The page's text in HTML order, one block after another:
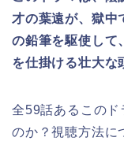
才の葉遠が、獄中
の鉛筆を駆使して
を仕掛ける壮大な
全59話あるこのド
のか？視聴方法に